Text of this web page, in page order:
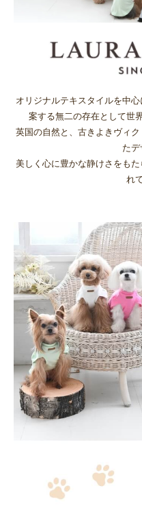
オリジナルテキスタイルを中
案する無二の存在として世
英国の自然と、古きよきヴィ
たデ
美しく心に豊かな静けさをも
れ